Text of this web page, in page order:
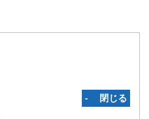
‐ 閉じる